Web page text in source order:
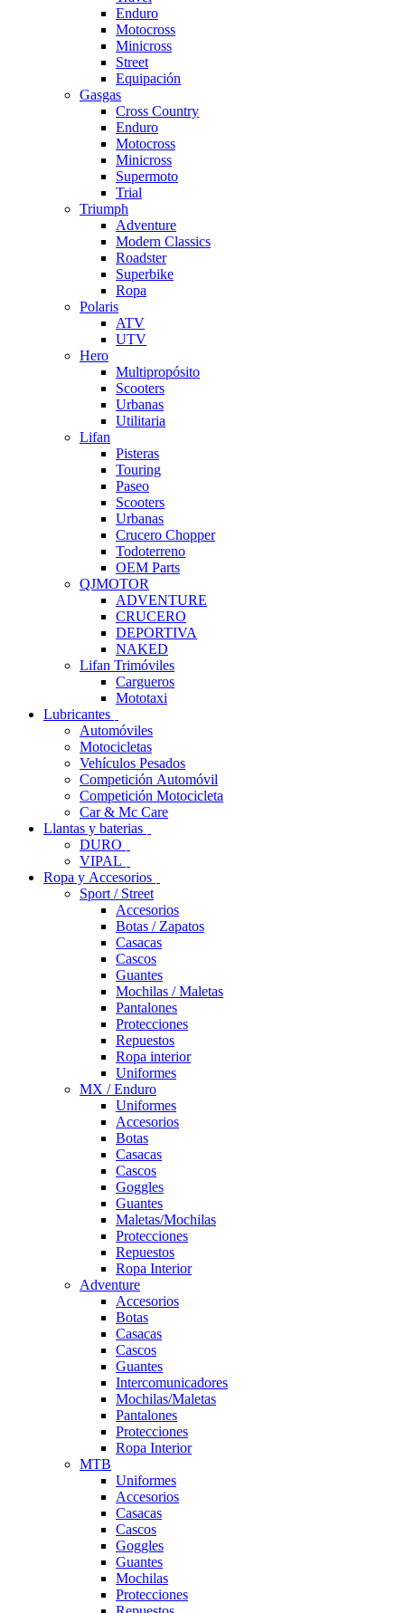
Enduro
Motocross
Minicross
Street
Equipación
Gasgas
Cross Country
Enduro
Motocross
Minicross
Supermoto
Trial
Triumph
Adventure
Modern Classics
Roadster
Superbike
Ropa
Polaris
ATV
UTV
Hero
Multipropósito
Scooters
Urbanas
Utilitaria
Lifan
Pisteras
Touring
Paseo
Scooters
Urbanas
Crucero Chopper
Todoterreno
OEM Parts
QJMOTOR
ADVENTURE
CRUCERO
DEPORTIVA
NAKED
Lifan Trimóviles
Cargueros
Mototaxi
Lubricantes
Automóviles
Motocicletas
Vehículos Pesados
Competición Automóvil
Competición Motocicleta
Car & Mc Care
Llantas y baterias
DURO
VIPAL
Ropa y Accesorios
Sport / Street
Accesorios
Botas / Zapatos
Casacas
Cascos
Guantes
Mochilas / Maletas
Pantalones
Protecciones
Repuestos
Ropa interior
Uniformes
MX / Enduro
Uniformes
Accesorios
Botas
Casacas
Cascos
Goggles
Guantes
Maletas/Mochilas
Protecciones
Repuestos
Ropa Interior
Adventure
Accesorios
Botas
Casacas
Cascos
Guantes
Intercomunicadores
Mochilas/Maletas
Pantalones
Protecciones
Ropa Interior
MTB
Uniformes
Accesorios
Casacas
Cascos
Goggles
Guantes
Mochilas
Protecciones